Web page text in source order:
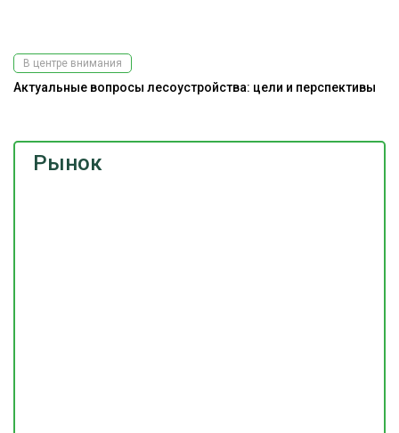
Рынок
В центре внимания
Актуальные вопросы лесоустройства: цели и перспективы